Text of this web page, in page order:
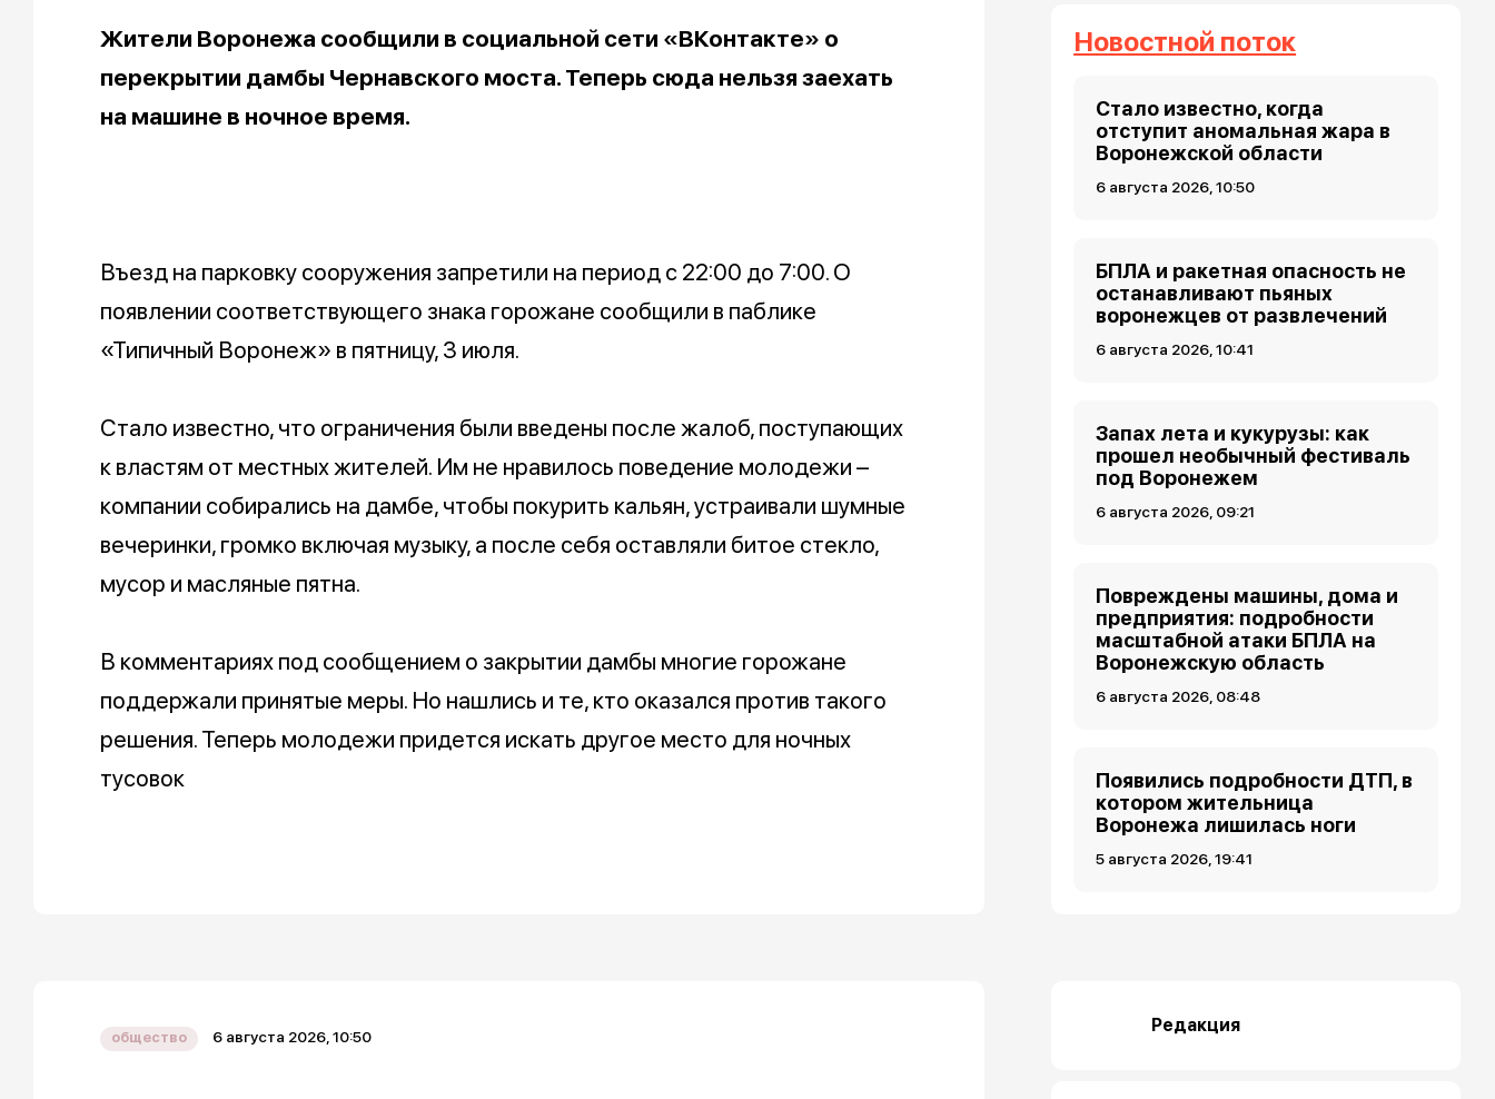
Жители Воронежа сообщили в социальной сети «ВКонтакте» о
перекрытии дамбы Чернавского моста. Теперь сюда нельзя заехать
на машине в ночное время.
Въезд на парковку сооружения запретили на период с 22:00 до 7:00. О
появлении соответствующего знака горожане сообщили в паблике
«Типичный Воронеж» в пятницу, 3 июля.
Стало известно, что ограничения были введены после жалоб, поступающих
к властям от местных жителей. Им не нравилось поведение молодежи –
компании собирались на дамбе, чтобы покурить кальян, устраивали шумные
вечеринки, громко включая музыку, а после себя оставляли битое стекло,
мусор и масляные пятна.
В комментариях под сообщением о закрытии дамбы многие горожане
поддержали принятые меры. Но нашлись и те, кто оказался против такого
решения. Теперь молодежи придется искать другое место для ночных
тусовок
Новостной поток
Стало известно, когда
отступит аномальная жара в
Воронежской области
6 августа 2026, 10:50
БПЛА и ракетная опасность не
останавливают пьяных
воронежцев от развлечений
6 августа 2026, 10:41
Запах лета и кукурузы: как
прошел необычный фестиваль
под Воронежем
6 августа 2026, 09:21
Повреждены машины, дома и
предприятия: подробности
масштабной атаки БПЛА на
Воронежскую область
6 августа 2026, 08:48
Появились подробности ДТП, в
котором жительница
Воронежа лишилась ноги
5 августа 2026, 19:41
общество 6 августа 2026, 10:50
Редакция